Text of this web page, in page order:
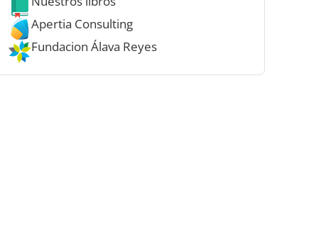
Apertia Consulting
Fundacion Álava Reyes